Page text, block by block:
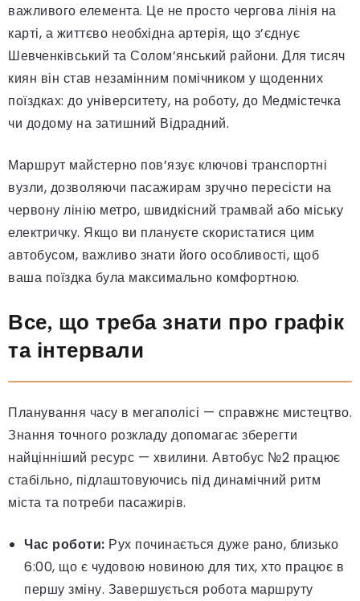
важливого елемента. Це не просто чергова лінія на
карті, а життєво необхідна артерія, що з’єднує
Шевченківський та Солом’янський райони. Для тисяч
киян він став незамінним помічником у щоденних
поїздках: до університету, на роботу, до Медмістечка
чи додому на затишний Відрадний.
Маршрут майстерно пов’язує ключові транспортні
вузли, дозволяючи пасажирам зручно пересісти на
червону лінію метро, швидкісний трамвай або міську
електричку. Якщо ви плануєте скористатися цим
автобусом, важливо знати його особливості, щоб
ваша поїздка була максимально комфортною.
Все, що треба знати про графік
та інтервали
Планування часу в мегаполісі — справжнє мистецтво.
Знання точного розкладу допомагає зберегти
найцінніший ресурс — хвилини. Автобус №2 працює
стабільно, підлаштовуючись під динамічний ритм
міста та потреби пасажирів.
Час роботи: Рух починається дуже рано, близько
6:00, що є чудовою новиною для тих, хто працює в
першу зміну. Завершується робота маршруту